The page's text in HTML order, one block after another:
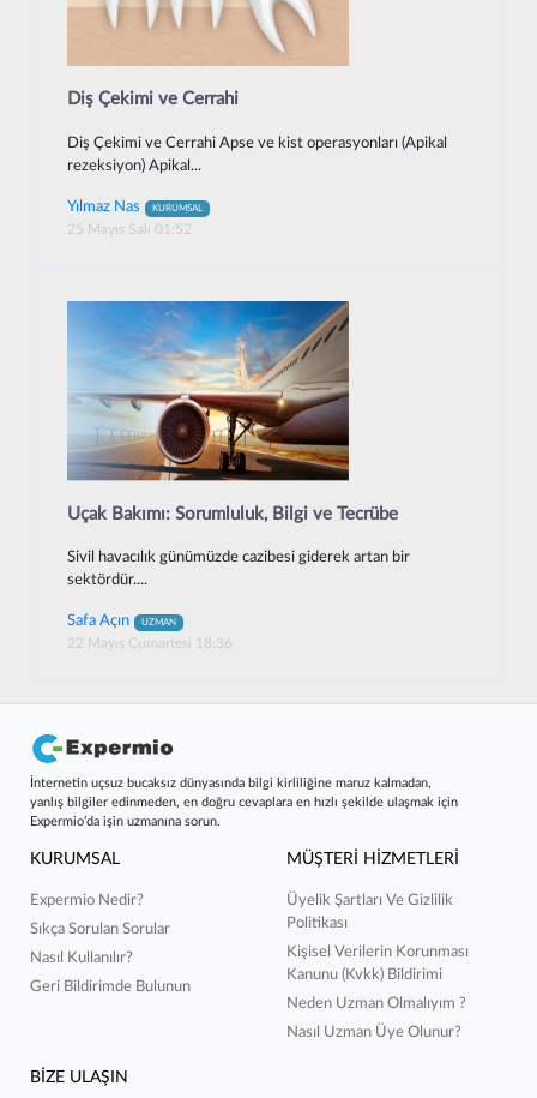
Diş Çekimi ve Cerrahi
Diş Çekimi ve Cerrahi Apse ve kist operasyonları (Apikal
rezeksiyon) Apikal...
Yılmaz Nas KURUMSAL
25 Mayıs Salı 01:52
Uçak Bakımı: Sorumluluk, Bilgi ve Tecrübe
Sivil havacılık günümüzde cazibesi giderek artan bir
sektördür....
Safa Açın UZMAN
22 Mayıs Cumartesi 18:36
İnternetin uçsuz bucaksız dünyasında bilgi kirliliğine maruz kalmadan,
yanlış bilgiler edinmeden, en doğru cevaplara en hızlı şekilde ulaşmak için
Expermio’da işin uzmanına sorun.
KURUMSAL
Expermio Nedir?
Sıkça Sorulan Sorular
Nasıl Kullanılır?
Geri Bildirimde Bulunun
MÜŞTERİ HİZMETLERİ
Üyelik Şartları Ve Gizlilik
Politikası
Kişisel Verilerin Korunması
Kanunu (kvkk) Bildirimi
Neden Uzman Olmalıyım ?
Nasıl Uzman Üye Olunur?
BİZE ULAŞIN